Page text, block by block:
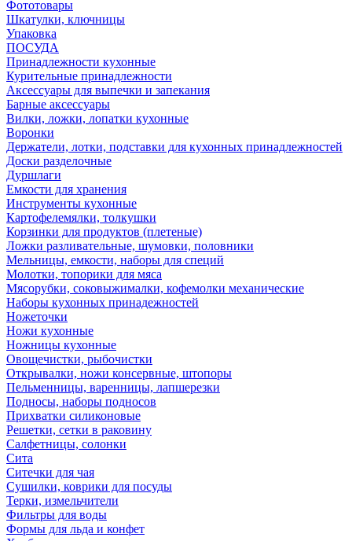
Фототовары
Шкатулки, ключницы
Упаковка
ПОСУДА
Принадлежности кухонные
Курительные принадлежности
Аксессуары для выпечки и запекания
Барные аксессуары
Вилки, ложки, лопатки кухонные
Воронки
Держатели, лотки, подставки для кухонных принадлежностей
Доски разделочные
Дуршлаги
Емкости для хранения
Инструменты кухонные
Картофелемялки, толкушки
Корзинки для продуктов (плетеные)
Ложки разливательные, шумовки, половники
Мельницы, емкости, наборы для специй
Молотки, топорики для мяса
Мясорубки, соковыжималки, кофемолки механические
Наборы кухонных принадежностей
Ножеточки
Ножи кухонные
Ножницы кухонные
Овощечистки, рыбочистки
Открывалки, ножи консервные, штопоры
Пельменницы, варенницы, лапшерезки
Подносы, наборы подносов
Прихватки силиконовые
Решетки, сетки в раковину
Салфетницы, солонки
Сита
Ситечки для чая
Сушилки, коврики для посуды
Терки, измельчители
Фильтры для воды
Формы для льда и конфет